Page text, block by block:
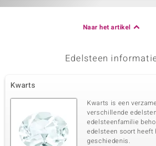
Naar het artikel
Edelsteen
Kwarts
Kwarts is een
verschillende
edelsteenfamilie
edelsteen soort heeft
geschiedenis.